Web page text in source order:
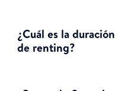
¿Cuál es la
de renting?